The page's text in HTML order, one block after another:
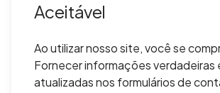
Aceitável
Ao utilizar nosso site, você se
Fornecer informações verdadeiras
atualizadas nos formulários de